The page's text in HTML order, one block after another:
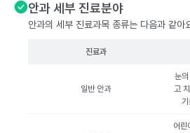
안과 세부 진료분야
안과의 세부 진료과목 종류는 다음과 같아
진료과
일반 안과
눈
고
어린